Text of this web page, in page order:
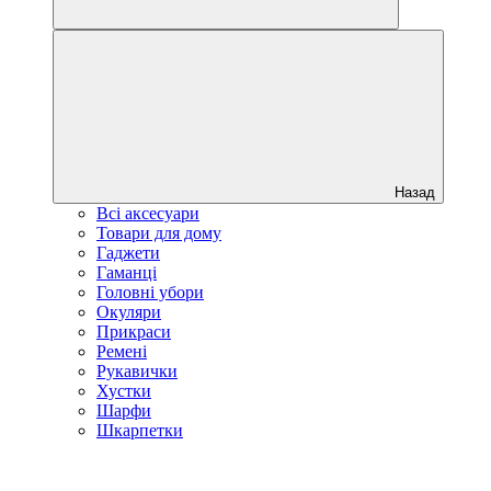
Назад
Всі аксесуари
Товари для дому
Гаджети
Гаманці
Головні убори
Окуляри
Прикраси
Ремені
Рукавички
Хустки
Шарфи
Шкарпетки